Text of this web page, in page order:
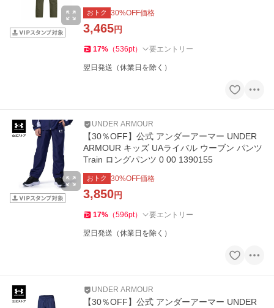
おトク 30%OFF価格
3,465円
17% （536pt） 要エントリー
翌日発送（休業日を除く）
UNDER ARMOUR
【30％OFF】公式 アンダーアーマー UNDER
ARMOUR キッズ UAライバル ウーブン パンツ
Train ロングパンツ 0 00 1390155
おトク 30%OFF価格
3,850円
17% （596pt） 要エントリー
翌日発送（休業日を除く）
UNDER ARMOUR
【30％OFF】公式 アンダーアーマー UNDER